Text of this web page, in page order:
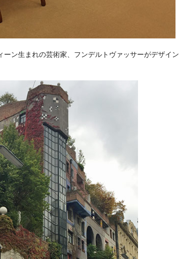
ン生まれの芸術家、フンデルトヴァッサーがデザイン